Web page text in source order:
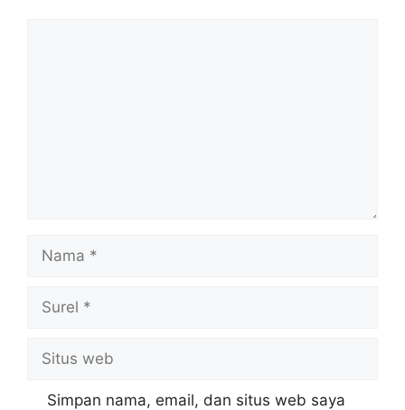
web
Simpan nama, email, dan situs web saya